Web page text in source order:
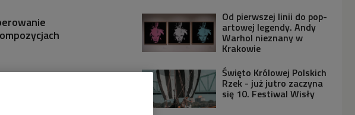
Od pierwszej linii do pop-
artowej legendy. Andy
Warhol nieznany w
Krakowie
Święto Królowej Polskich
Rzek - już jutro zaczyna
się 10. Festiwal Wisły